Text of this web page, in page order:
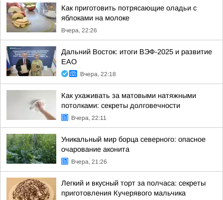
Как приготовить потрясающие оладьи с
яблоками на молоке
Вчера, 22:26
Дальний Восток: итоги ВЭФ-2025 и развитие
ЕАО
Вчера, 22:18
Как ухаживать за матовыми натяжными
потолками: секреты долговечности
Вчера, 22:11
Уникальный мир борца северного: опасное
очарование аконита
Вчера, 21:26
Легкий и вкусный торт за полчаса: секреты
приготовления Кучерявого мальчика